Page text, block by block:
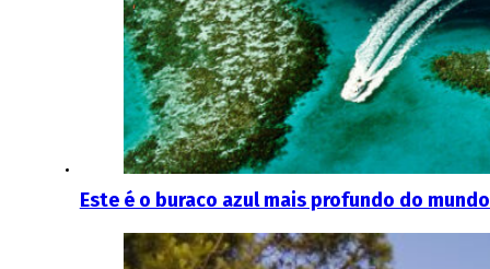
Este é o buraco azul mais profundo do